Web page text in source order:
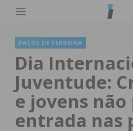
PAÇOS DE FERREIRA
Dia
Juventude:
e jovens não
entrada nas